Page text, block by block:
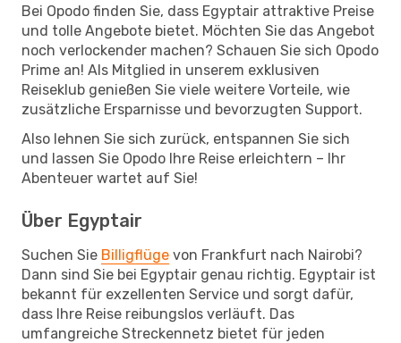
Bei Opodo finden Sie, dass Egyptair attraktive Preise
und tolle Angebote bietet. Möchten Sie das Angebot
noch verlockender machen? Schauen Sie sich Opodo
Prime an! Als Mitglied in unserem exklusiven
Reiseklub genießen Sie viele weitere Vorteile, wie
zusätzliche Ersparnisse und bevorzugten Support.
Also lehnen Sie sich zurück, entspannen Sie sich
und lassen Sie Opodo Ihre Reise erleichtern – Ihr
Abenteuer wartet auf Sie!
Über Egyptair
Suchen Sie Billigflüge von Frankfurt nach Nairobi?
Dann sind Sie bei Egyptair genau richtig. Egyptair ist
bekannt für exzellenten Service und sorgt dafür,
dass Ihre Reise reibungslos verläuft. Das
umfangreiche Streckennetz bietet für jeden